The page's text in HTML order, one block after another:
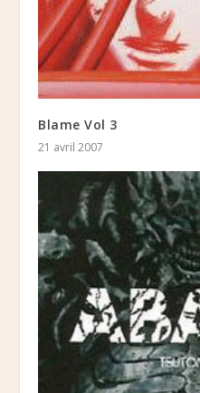
Blame Vol 3
21 avril 2007